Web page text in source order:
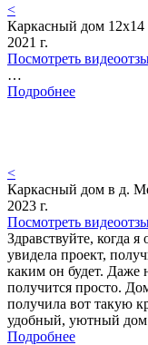
<
Каркасный дом
2021 г.
Посмотреть
…
Подробнее
<
Каркасный дом в д.
2023 г.
Посмотреть
Здравствуйте, когда
увидела проект,
каким он будет. Даже
получится просто.
получила вот такую
удобный, уютный
Подробнее